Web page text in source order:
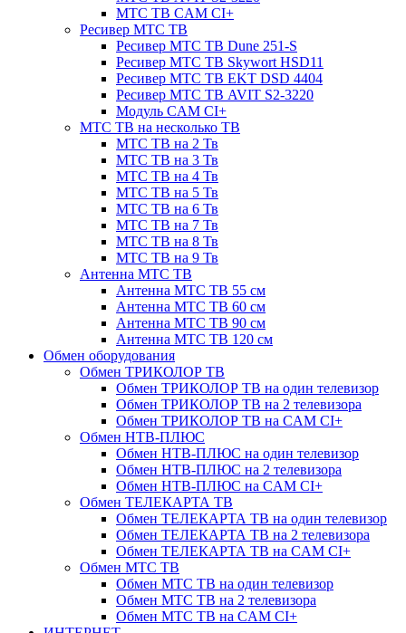
МТС ТВ CAM CI+
Ресивер МТС ТВ
Ресивер МТС ТВ Dune 251-S
Ресивер МТС ТВ Skywort HSD11
Ресивер МТС ТВ EKT DSD 4404
Ресивер МТС ТВ AVIT S2-3220
Модуль CAM CI+
МТС ТВ на несколько ТВ
МТС ТВ на 2 Тв
МТС ТВ на 3 Тв
МТС ТВ на 4 Тв
МТС ТВ на 5 Тв
МТС ТВ на 6 Тв
МТС ТВ на 7 Тв
МТС ТВ на 8 Тв
МТС ТВ на 9 Тв
Антенна МТС ТВ
Антенна МТС ТВ 55 см
Антенна МТС ТВ 60 см
Антенна МТС ТВ 90 см
Антенна МТС ТВ 120 см
Обмен оборудования
Обмен ТРИКОЛОР ТВ
Обмен ТРИКОЛОР ТВ на один телевизор
Обмен ТРИКОЛОР ТВ на 2 телевизора
Обмен ТРИКОЛОР ТВ на CAM CI+
Обмен НТВ-ПЛЮС
Обмен НТВ-ПЛЮС на один телевизор
Обмен НТВ-ПЛЮС на 2 телевизора
Обмен НТВ-ПЛЮС на CAM CI+
Обмен ТЕЛЕКАРТА ТВ
Обмен ТЕЛЕКАРТА ТВ на один телевизор
Обмен ТЕЛЕКАРТА ТВ на 2 телевизора
Обмен ТЕЛЕКАРТА ТВ на CAM CI+
Обмен МТС ТВ
Обмен МТС ТВ на один телевизор
Обмен МТС ТВ на 2 телевизора
Обмен МТС ТВ на CAM CI+